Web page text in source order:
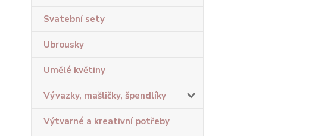
Svatební sety
Ubrousky
Umělé květiny
Vývazky, mašličky, špendlíky
Výtvarné a kreativní potřeby